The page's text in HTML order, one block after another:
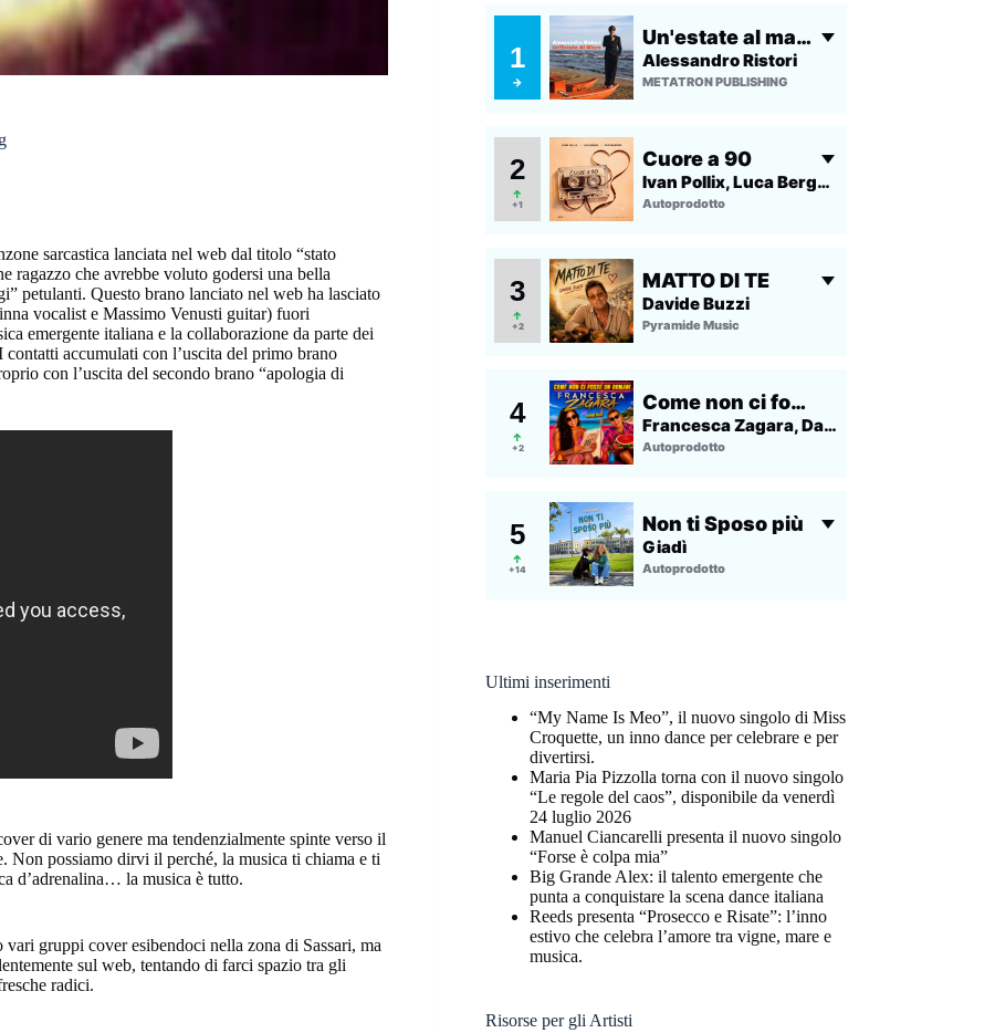
sarcastica lanciata nel web dal titolo “stato
ragazzo che avrebbe voluto godersi una bella
petulanti. Questo brano lanciato nel web ha lasciato
vocalist e Massimo Venusti guitar) fuori
emergente italiana e la collaborazione da parte dei
accumulati con l’uscita del primo brano
con l’uscita del secondo brano “apologia di
di vario genere ma tendenzialmente spinte verso il
Non possiamo dirvi il perché, la musica ti chiama e ti
d’adrenalina… la musica è tutto.
gruppi cover esibendoci nella zona di Sassari, ma
sul web, tentando di farci spazio tra gli
radici.
Ultimi inserimenti
“My Name Is Meo”, il nuovo singolo di Miss
Croquette, un inno dance per celebrare e per
divertirsi.
Maria Pia Pizzolla torna con il nuovo singolo
“Le regole del caos”, disponibile da venerdì
24 luglio 2026
Manuel Ciancarelli presenta il nuovo singolo
“Forse è colpa mia”
Big Grande Alex: il talento emergente che
punta a conquistare la scena dance italiana
Reeds presenta “Prosecco e Risate”: l’inno
estivo che celebra l’amore tra vigne, mare e
musica.
Risorse per gli Artisti